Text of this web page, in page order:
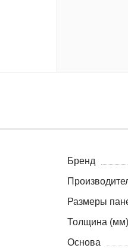
Бренд
Размеры
Толщина (мм)
Основа